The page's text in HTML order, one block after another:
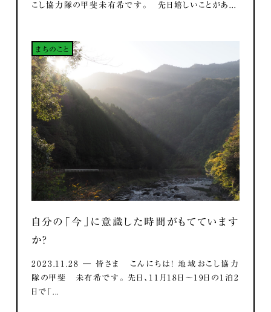
こし協力隊の甲斐未有希です。 先日嬉しいことがあ...
まちのこと
自分の「今」に意識した時間がもてています
か？
2023.11.28 ― 皆さま こんにちは！ 地域おこし協力
隊の甲斐 未有希です。 先日、11月18日～19日の1泊2
日で「...